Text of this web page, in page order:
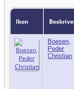
Ikon
Boesen,
Peder
Christian